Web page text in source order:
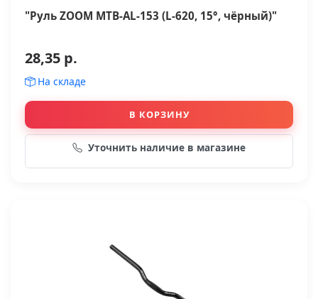
"Руль ZOOM MTB-AL-153 (L-620, 15°, чёрный)"
28,35 р.
На складе
В КОРЗИНУ
Уточнить наличие в магазине